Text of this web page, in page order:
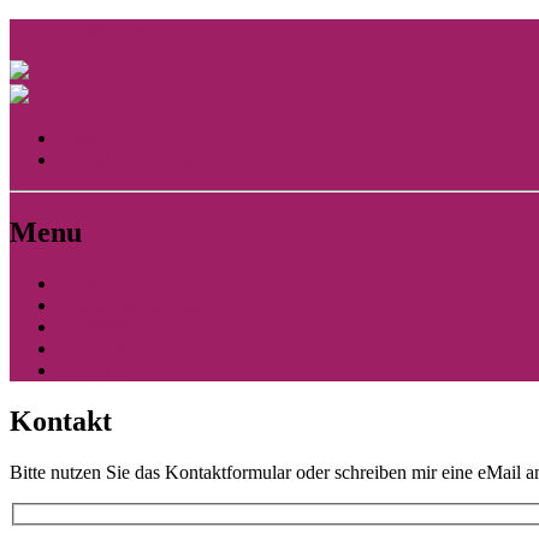
Menu
Kontakt
Bitte nutzen Sie das Kontaktformular oder schreiben mir eine eMail